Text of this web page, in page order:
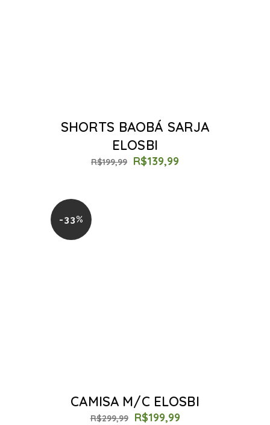
SHORTS BAOBÁ SARJA
ELOSBI
R$199,99 R$139,99
-33%
CAMISA M/C ELOSBI
R$299,99 R$199,99